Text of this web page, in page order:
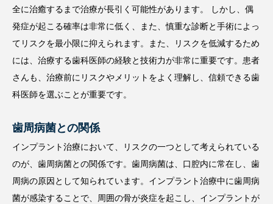
全に治癒するまで治療が長引く可能性があります。 しかし、偶
発症が起こる確率は非常に低く、また、慎重な診断と手術によっ
てリスクを最小限に抑えられます。また、リスクを低減するため
には、治療する歯科医師の経験と技術力が非常に重要です。患者
さんも、治療前にリスクやメリットをよく理解し、信頼できる歯
科医師を選ぶことが重要です。
歯周病菌との関係
インプラント治療において、リスクの一つとして考えられている
のが、歯周病菌との関係です。歯周病菌は、口腔内に常在し、歯
周病の原因として知られています。インプラント治療中に歯周病
菌が感染することで、周囲の骨が炎症を起こし、インプラントが